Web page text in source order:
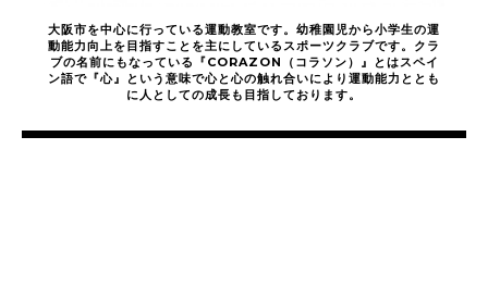
大阪市を中心に行っている運動教室です。幼稚園児から小学生の運
動能力向上を目指すことを主にしているスポーツクラブです。クラ
ブの名前にもなっている『CORAZON（コラソン）』とはスペイ
ン語で『心』という意味で心と心の触れ合いにより運動能力ととも
に人としての成長も目指しております。